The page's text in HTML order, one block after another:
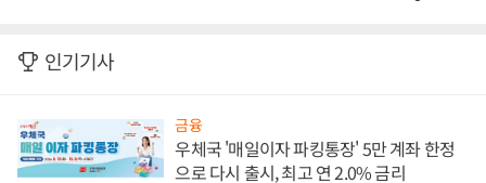
인기기사
금융
우체국 '매일이자 파킹통장' 5만 계좌 한정
으로 다시 출시, 최고 연 2.0% 금리